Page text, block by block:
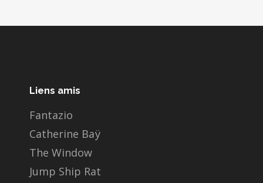
Liens amis
Fantazio
Catherine Baÿ
The Window
Jump Ship Rat